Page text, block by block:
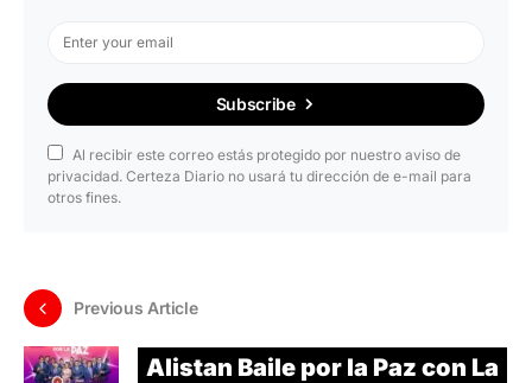
Subscribe
Al recibir este correo estás protegido por nuestro aviso de
privacidad. Certeza Diario no usará tu dirección de e-mail para
otros fines.
Previous Article
Alistan Baile por la Paz con La